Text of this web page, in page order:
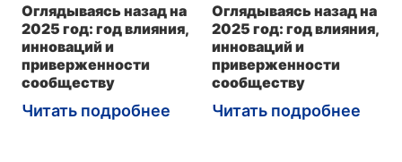
Оглядываясь назад на
2025 год: год влияния,
инноваций и
приверженности
сообществу
Читать подробнее
Оглядываясь назад на
2025 год: год влияния,
инноваций и
приверженности
сообществу
Читать подробнее